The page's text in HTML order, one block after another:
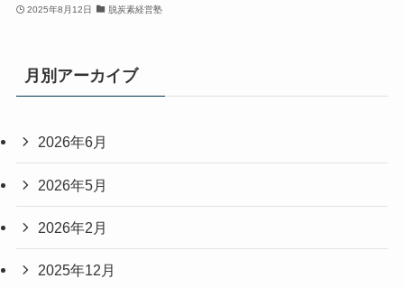
2025年8月12日 脱炭素経営塾
月別アーカイブ
2026年6月
2026年5月
2026年2月
2025年12月